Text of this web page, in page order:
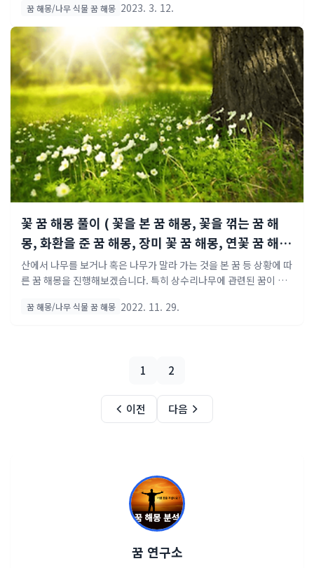
많이 찾는 꿈해몽 등 여러 가지 상황을 정리해 보았습니다. 사람들이
가장 많이 찾는 문장형 꿈해몽 정리 best 1) 가장 많이 꾸는 꽃꿈 중
하나인 꽃다발 받는 꿈입니다. 이 꿈은 길몽 중에서도 아주 좋은 길몽
이랍니다. 자신에게 행운이 찾아온다는 뜻이고, 사업하시는 분이라
면 큰 계약건이 성사될 것이라는 암시라고 하네요. 또한 결혼을 준비
하시거나 연인과의 관계가 소원해지신 분에게는 새로운 인연이 찾아
올 징조라고도 하니 기대하셔도 좋을듯합니다. best 2) 자신이 직접
꽃을 심는 꿈은요? 이것도 역시나 길..
꿈 해몽/나무 식물 꿈 해몽 2023. 3. 12.
꽃 꿈 해몽 풀이 ( 꽃을 본 꿈 해몽, 꽃을 꺾는 꿈 해
몽, 화환을 준 꿈 해몽, 장미 꽃 꿈 해몽, 연꽃 꿈 해
몽, 목화송이 꿈 해몽 )
산에서 나무를 보거나 혹은 나무가 말라 가는 것을 본 꿈 등 상황에 따
른 꿈 해몽을 진행해보겠습니다. 특히 상수리나무에 관련된 꿈이 길
서 꿈 해몽에 도움이 되시길 바랍니다. 재산을 모으거나 늘어날 즐거
즉 길을 가다 우연히 돈을 줍거나 재미 삼아 응모한 경품이 당첨되는
돌아올 행운을 놓치는 일이 없도록 하세요. 여유가 된다면 재미 삼아
이벤트나 복권 등과 같이 행운이 필요..
꿈 해몽/나무 식물 꿈 해몽 2022. 11. 29.
이전
1 2
다음
꿈 연구소